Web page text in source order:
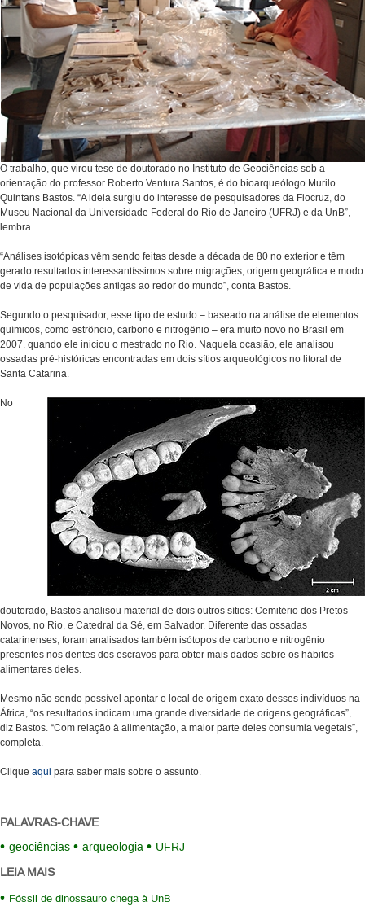
O trabalho, que virou tese de doutorado no Instituto de Geociências sob a
orientação do professor Roberto Ventura Santos, é do bioarqueólogo Murilo
Quintans Bastos. “A ideia surgiu do interesse de pesquisadores da Fiocruz, do
Museu Nacional da Universidade Federal do Rio de Janeiro (UFRJ) e da UnB”,
lembra.
“Análises isotópicas vêm sendo feitas desde a década de 80 no exterior e têm
gerado resultados interessantíssimos sobre migrações, origem geográfica e modo
de vida de populações antigas ao redor do mundo”, conta Bastos.
Segundo o pesquisador, esse tipo de estudo – baseado na análise de elementos
químicos, como estrôncio, carbono e nitrogênio – era muito novo no Brasil em
2007, quando ele iniciou o mestrado no Rio. Naquela ocasião, ele analisou
ossadas pré-históricas encontradas em dois sítios arqueológicos no litoral de
Santa Catarina.
No
doutorado, Bastos analisou material de dois outros sítios: Cemitério dos Pretos
Novos, no Rio, e Catedral da Sé, em Salvador. Diferente das ossadas
catarinenses, foram analisados também isótopos de carbono e nitrogênio
presentes nos dentes dos escravos para obter mais dados sobre os hábitos
alimentares deles.
Mesmo não sendo possível apontar o local de origem exato desses indivíduos na
África, “os resultados indicam uma grande diversidade de origens geográficas”,
diz Bastos. “Com relação à alimentação, a maior parte deles consumia vegetais”,
completa.
Clique aqui para saber mais sobre o assunto.
PALAVRAS-CHAVE
geociências
arqueologia
UFRJ
LEIA MAIS
Fóssil de dinossauro chega à UnB